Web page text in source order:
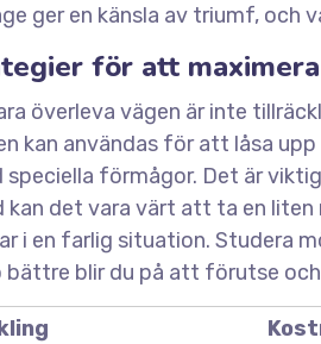
ger en känsla av triumf, och
för att
överleva vägen är inte
kan användas för att låsa
speciella förmågor. Det är
kan det vara värt att ta en
i en farlig situation. Studera
bättre blir du på att förutse